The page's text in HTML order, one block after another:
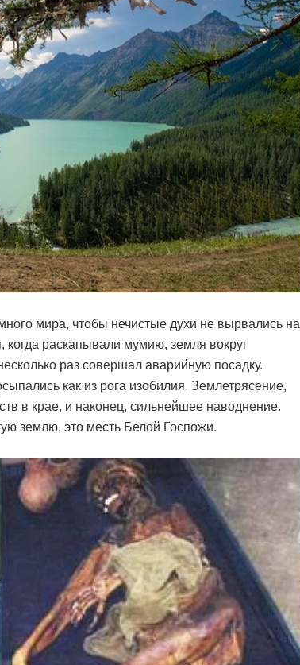
мира, чтобы нечистые духи не вырвались на
когда раскапывали мумию, земля вокруг
раз совершал аварийную посадку.
как из рога изобилия. Землетрясение,
в крае, и наконец, сильнейшее наводнение.
землю, это месть Белой Госпожи.